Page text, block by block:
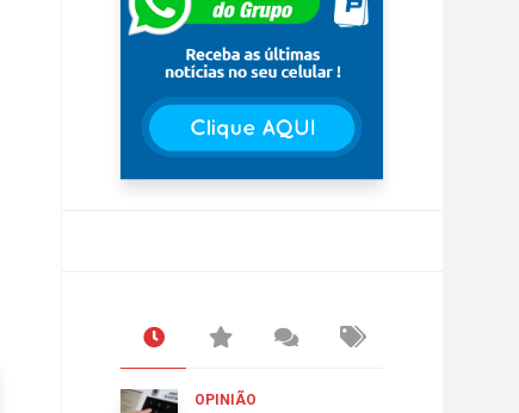
OPINIÃO